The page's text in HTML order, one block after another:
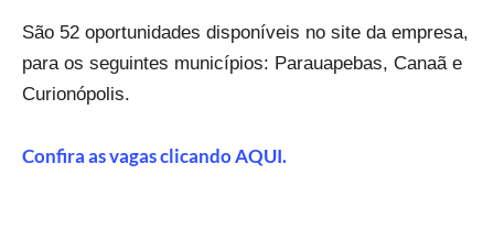
São 52 oportunidades disponíveis no site da empresa,
para os seguintes municípios: Parauapebas, Canaã e
Curionópolis.
Confira as vagas clicando AQUI.